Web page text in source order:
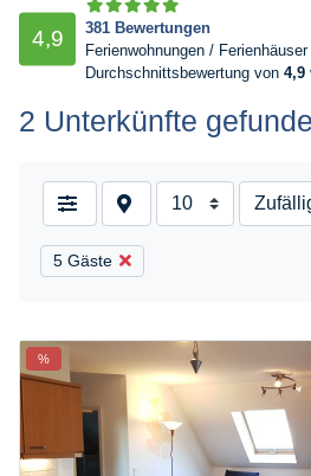
4,9
381 Bewertungen
Ferienwohnungen /
Durchschnittsbewertung von 4,9
2 Unterkünfte
5 Gäste
%